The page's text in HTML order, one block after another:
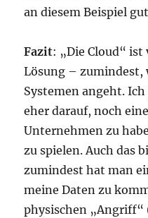
an diesem Beispiel
Fazit: „Die Cloud“
Lösung – zumindest,
Systemen angeht.
eher darauf, noch
Unternehmen zu
zu spielen. Auch das
zumindest hat man
meine Daten zu
physischen „Angriff“